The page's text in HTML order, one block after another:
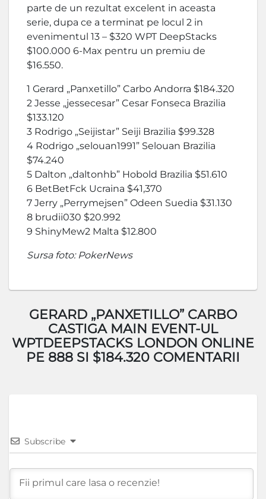
parte de un rezultat excelent in aceasta
serie, dupa ce a terminat pe locul 2 in
evenimentul 13 – $320 WPT DeepStacks
$100.000 6-Max pentru un premiu de
$16.550.
1 Gerard „Panxetillo” Carbo Andorra $184.320
2 Jesse „jessecesar” Cesar Fonseca Brazilia
$133.120
3 Rodrigo „Seijistar” Seiji Brazilia $99.328
4 Rodrigo „selouan1991” Selouan Brazilia
$74.240
5 Dalton „daltonhb” Hobold Brazilia $51.610
6 BetBetFck Ucraina $41,370
7 Jerry „Perrymejsen” Odeen Suedia $31.130
8 brudii030 $20.992
9 ShinyMew2 Malta $12.800
Sursa foto: PokerNews
GERARD „PANXETILLO” CARBO
CASTIGA MAIN EVENT-UL
WPTDEEPSTACKS LONDON ONLINE
PE 888 SI $184.320 COMENTARII
Subscribe